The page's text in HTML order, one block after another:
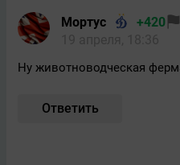
Мортус
+420
Ну животноводческая
Ответить